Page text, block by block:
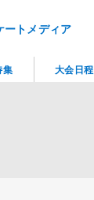
トメディア
集 大会日程